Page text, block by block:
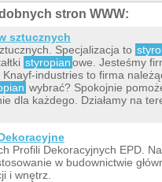
stron WWW:
sztucznych
Specjalizacja to
styropianowe. Jesteśmy
industries to firma
wybrać? Spokojnie
dla każdego. Działamy na
Profili Dekoracyjnych EPD.
w budownictwie
i wnętrz.